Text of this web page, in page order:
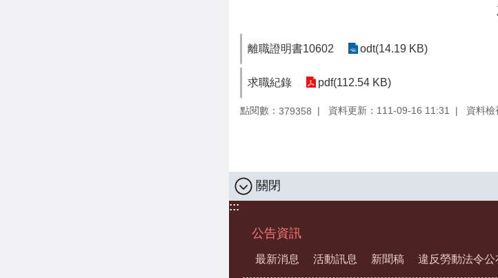
離職證明書10602 odt(14.19 KB)
求職紀錄 pdf(112.54 KB)
點閱數： 379358 資料更新：111-09-16 11:31 資料
關閉
:::
公告資訊
最新消息 活動訊息 新聞稿 違反勞動法令公